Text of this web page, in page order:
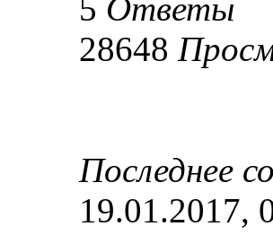
5 Ответы
28648
Последнее
19.01.2017,